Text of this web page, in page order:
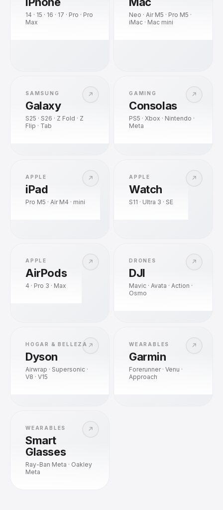
14 · 15 · 16 · 17 · Pro · Pro
Max
Neo · Air M5 · Pro M5 ·
iMac · Mac mini
↗
SAMSUNG
Galaxy
S25 · S26 · Z Fold · Z
Flip · Tab
↗
GAMING
Consolas
PS5 · Xbox · Nintendo ·
Meta
↗
APPLE
iPad
Pro M5 · Air M4 · mini
↗
APPLE
Watch
S11 · Ultra 3 · SE
↗
APPLE
AirPods
4 · Pro 3 · Max
↗
DRONES
DJI
Mavic · Avata · Action ·
Osmo
↗
HOGAR & BELLEZA
Dyson
Airwrap · Supersonic ·
V8 · V15
↗
WEARABLES
Garmin
Forerunner · Venu ·
Approach
↗
WEARABLES
Smart
Glasses
Ray-Ban Meta · Oakley
Meta